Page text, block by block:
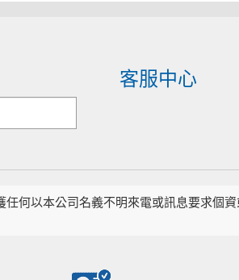
客服中心
任何以本公司名義不明來電或訊息要求個